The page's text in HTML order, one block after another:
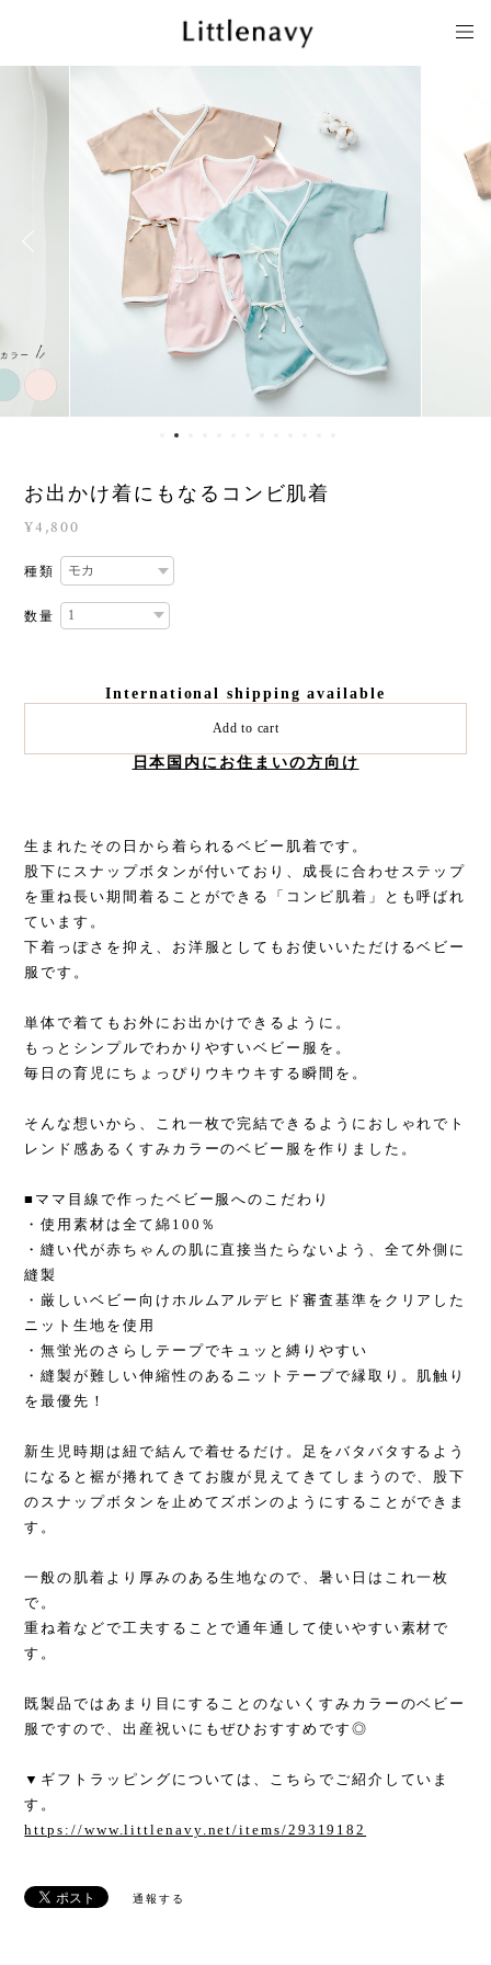
お出かけ着にもなるコンビ肌着
¥4,800
種類
数量
International shipping available
Add to cart
日本国内にお住まいの方向け
生まれたその日から着られるベビー肌着です。
股下にスナップボタンが付いており、成長に合わせステップ
を重ね長い期間着ることができる「コンビ肌着」とも呼ばれ
ています。
下着っぽさを抑え、お洋服としてもお使いいただけるベビー
服です。
単体で着てもお外にお出かけできるように。
もっとシンプルでわかりやすいベビー服を。
毎日の育児にちょっぴりウキウキする瞬間を。
そんな想いから、これ一枚で完結できるようにおしゃれでト
レンド感あるくすみカラーのベビー服を作りました。
■ママ目線で作ったベビー服へのこだわり
・使用素材は全て綿100％
・縫い代が赤ちゃんの肌に直接当たらないよう、全て外側に
縫製
・厳しいベビー向けホルムアルデヒド審査基準をクリアした
ニット生地を使用
・無蛍光のさらしテープでキュッと縛りやすい
・縫製が難しい伸縮性のあるニットテープで縁取り。肌触り
を最優先！
新生児時期は紐で結んで着せるだけ。足をバタバタするよう
になると裾が捲れてきてお腹が見えてきてしまうので、股下
のスナップボタンを止めてズボンのようにすることができま
す。
一般の肌着より厚みのある生地なので、暑い日はこれ一枚
で。
重ね着などで工夫することで通年通して使いやすい素材で
す。
既製品ではあまり目にすることのないくすみカラーのベビー
服ですので、出産祝いにもぜひおすすめです◎
▼ギフトラッピングについては、こちらでご紹介していま
す。
https://www.littlenavy.net/items/29319182
通報する